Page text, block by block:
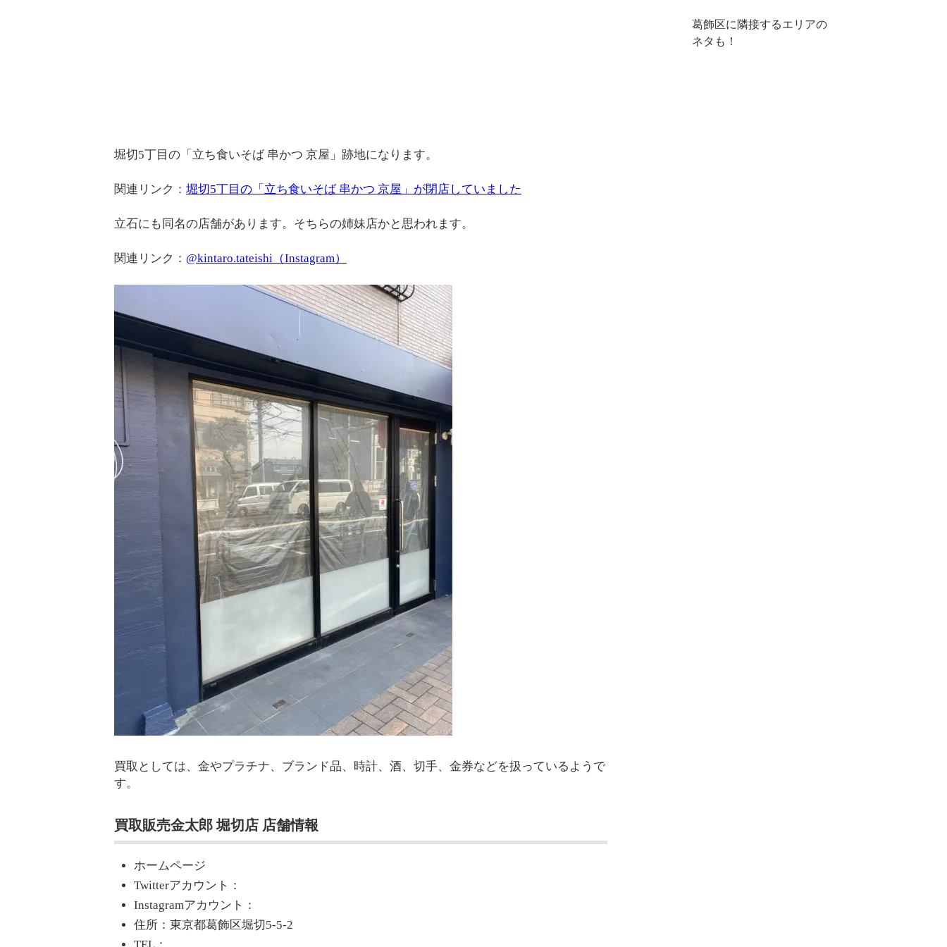
堀切5丁目の「立ち食いそば 串かつ 京屋」跡地になります。
関連リンク： 堀切5丁目の「立ち食いそば 串かつ 京屋」が閉店していました
立石にも同名の店舗があります。そちらの姉妹店かと思われます。
関連リンク： @kintaro.tateishi（Instagram）
買取としては、金やプラチナ、ブランド品、時計、酒、切手、金券などを扱っているようで
す。
買取販売金太郎 堀切店 店舗情報
ホームページ
Twitterアカウント：
Instagramアカウント：
住所：東京都葛飾区堀切5-5-2
葛飾区に隣接するエリアの
ネタも！